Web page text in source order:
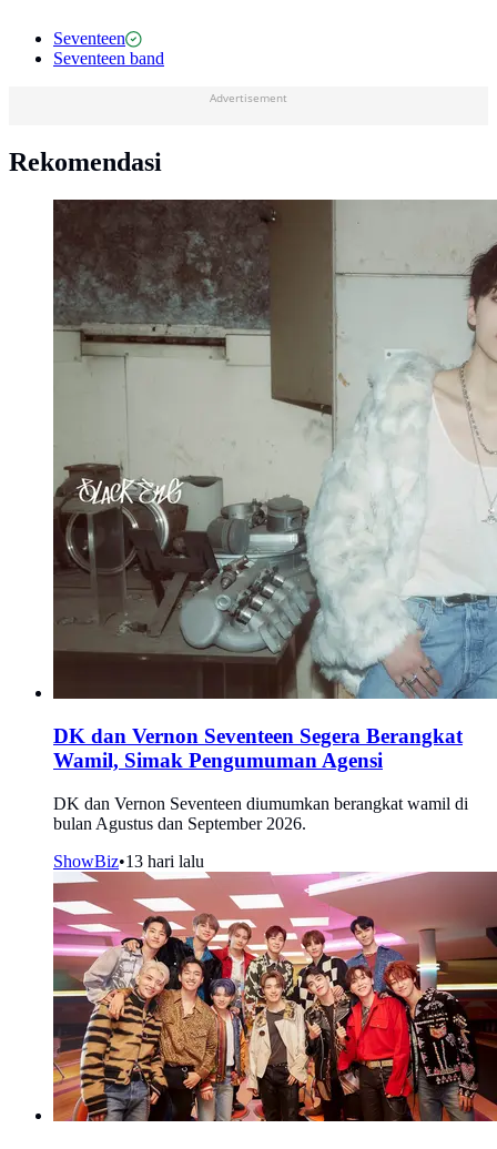
Seventeen
Seventeen band
Advertisement
Rekomendasi
DK dan Vernon Seventeen Segera Berangkat
Wamil, Simak Pengumuman Agensi
DK dan Vernon Seventeen diumumkan berangkat wamil di
bulan Agustus dan September 2026.
ShowBiz•13 hari lalu